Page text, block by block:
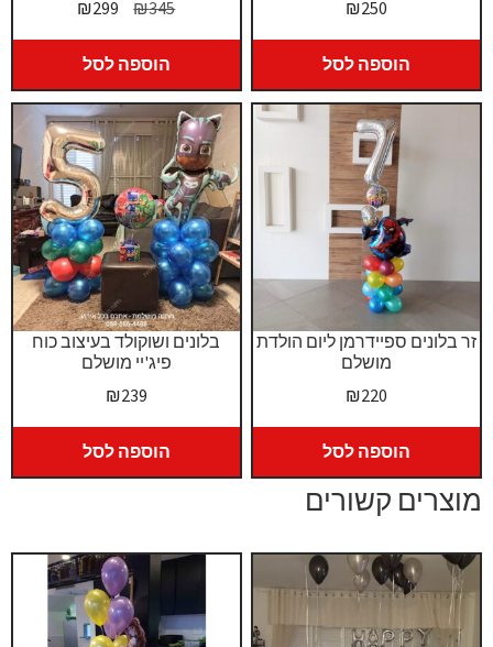
₪345
המחיר
המקורי
היה:
₪345.
₪299
המחיר
הנוכחי
₪299.
הוספה לסל
₪250
הוספה לסל
בלונים ושוקולד בעיצוב כוח
פיג'יי מושלם
₪239
הוספה לסל
זר בלונים ספיידרמן ליום הולדת
מושלם
₪220
הוספה לסל
מוצרים קשורים